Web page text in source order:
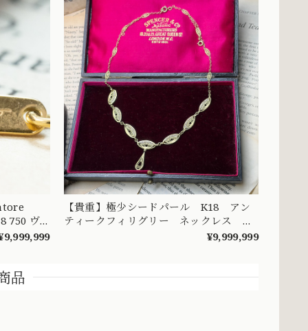
750 ヴ
【貴重】極少シードパール K18 アン
ティークフィリグリー ネックレス
42cm ～ひと粒の小さな奇跡の連なり
¥9,999,999
品